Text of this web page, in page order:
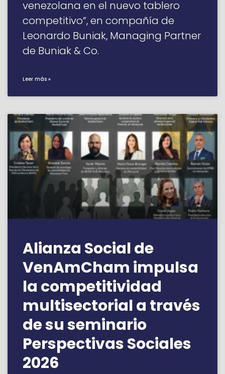
venezolana en el nuevo tablero
competitivo”, en compañía de
Leonardo Buniak, Managing Partner
de Buniak & Co.
Leer más »
Alianza Social de
VenAmCham impulsa
la competitividad
multisectorial a través
de su seminario
Perspectivas Sociales
2026